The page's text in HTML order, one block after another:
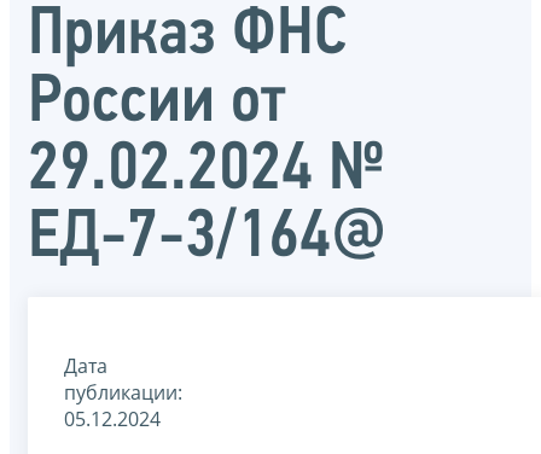
Приказ ФНС
России от
29.02.2024 №
ЕД-7-3/164@
Дата
публикации:
05.12.2024